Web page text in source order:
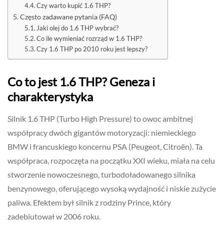
Czy warto kupić 1.6 THP?
Często zadawane pytania (FAQ)
Jaki olej do 1.6 THP wybrać?
Co ile wymieniać rozrząd w 1.6 THP?
Czy 1.6 THP po 2010 roku jest lepszy?
Co to jest 1.6 THP? Geneza i
charakterystyka
Silnik 1.6 THP (Turbo High Pressure) to owoc ambitnej
współpracy dwóch gigantów motoryzacji: niemieckiego
BMW i francuskiego koncernu PSA (Peugeot, Citroën). Ta
współpraca, rozpoczęta na początku XXI wieku, miała na celu
stworzenie nowoczesnego, turbodoładowanego silnika
benzynowego, oferującego wysoką wydajność i niskie zużycie
paliwa. Efektem był silnik z rodziny Prince, który
zadebiutował w 2006 roku.